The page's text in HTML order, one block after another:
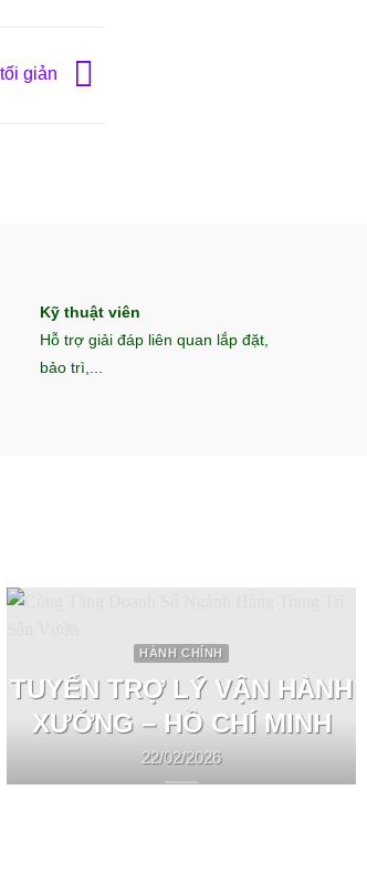
giản
Kỹ thuật viên
Hỗ trợ giải đáp liên quan lắp đặt,
bảo trì,...
HÀNH CHÍNH
TUYỂN TRỢ LÝ VẬN HÀNH
XƯỞNG – HỒ CHÍ MINH
22/02/2026